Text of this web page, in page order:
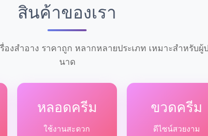
สินค้าของเรา
สำอาง ราคาถูก หลากหลายประเภท เหมาะสำหรับผู้
นาด
หลอดครีม
ใช้งานสะดวก
ขวดครีม
ดีไซน์สวยงาม